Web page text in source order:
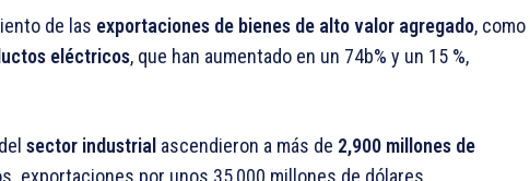
de las exportaciones de bienes de alto valor agregado, como
eléctricos, que han aumentado en un 74b% y un 15 %,
sector industrial ascendieron a más de 2,900 millones de
exportaciones por unos 35,000 millones de dólares.